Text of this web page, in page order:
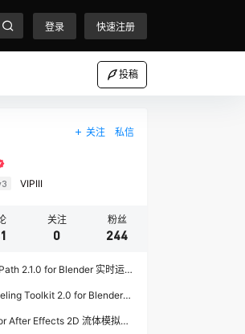
登录 快速注册
投稿
关注 私信
VIPIII
关注
0
粉丝
244
2.1.0 for Blender 实时运
Toolkit 2.0 for Blender
After Effects 2D 流体模拟插